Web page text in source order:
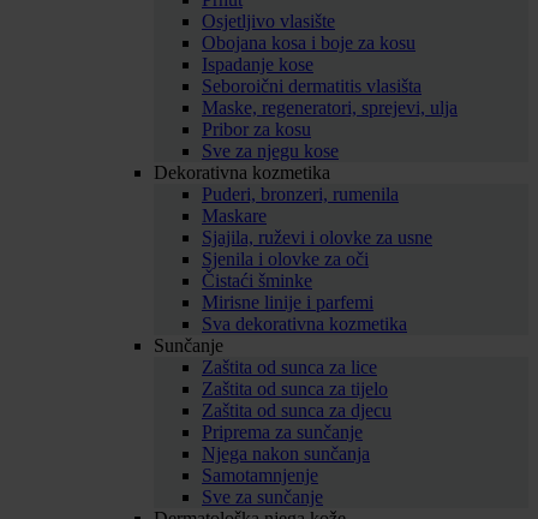
Osjetljivo vlasište
Obojana kosa i boje za kosu
Ispadanje kose
Seboroični dermatitis vlasišta
Maske, regeneratori, sprejevi, ulja
Pribor za kosu
Sve za njegu kose
Dekorativna kozmetika
Puderi, bronzeri, rumenila
Maskare
Sjajila, ruževi i olovke za usne
Sjenila i olovke za oči
Čistaći šminke
Mirisne linije i parfemi
Sva dekorativna kozmetika
Sunčanje
Zaštita od sunca za lice
Zaštita od sunca za tijelo
Zaštita od sunca za djecu
Priprema za sunčanje
Njega nakon sunčanja
Samotamnjenje
Sve za sunčanje